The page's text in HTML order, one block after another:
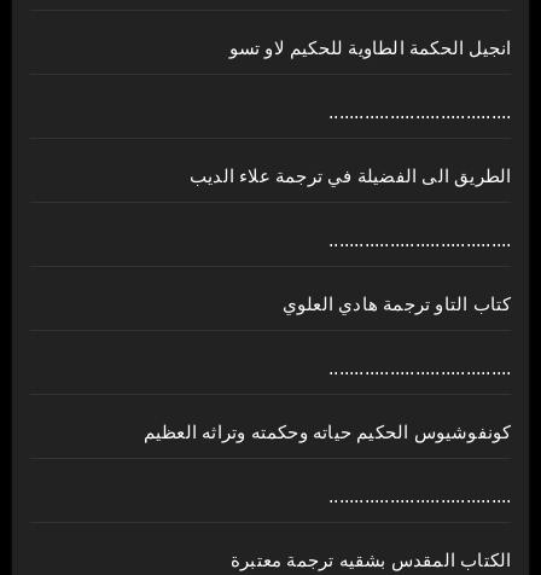
انجيل الحكمة الطاوية للحكيم لاو تسو
....................................
الطريق الى الفضيلة في ترجمة علاء الديب
....................................
كتاب التاو ترجمة هادي العلوي
....................................
كونفوشيوس الحكيم حياته وحكمته وتراثه العظيم
....................................
الكتاب المقدس بشقيه ترجمة معتبرة